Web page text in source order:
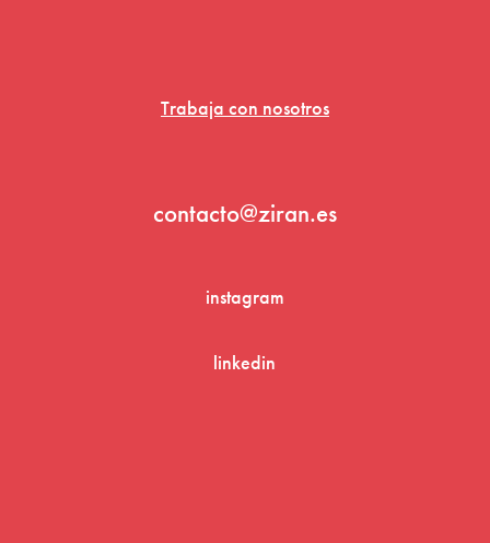
Trabaja con nosotros
contacto@ziran.es
instagram
linkedin